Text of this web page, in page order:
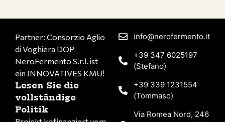
Partner: Consorzio Aglio
di Voghiera DOP
NeroFermento S.r.l. ist
ein INNOVATIVES KMU!
Lesen Sie die
vollständige
Politik
info@nerofermento.it
+39 347 6025197
(Stefano)
+39 339 1231554
(Tommaso)
Via Romea Nord, 246